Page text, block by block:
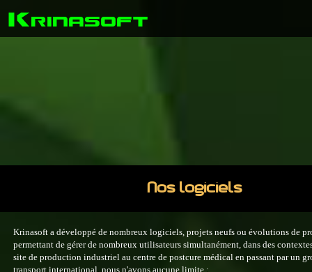
Krinasoft
Nos logiciels
Krinasoft a développé de nombreux logiciels, projets neufs ou évolutions de
permettant de gérer de nombreux utilisateurs simultanément, dans des
site de production industriel au centre de postcure médical en passant par un
transport international, nous n'avons aucune limite :